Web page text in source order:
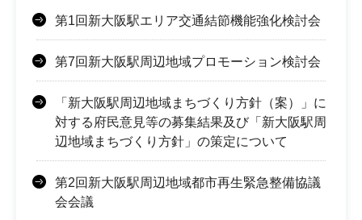
第1回新大阪駅エリア交通結節機能強化検討会
第7回新大阪駅周辺地域プロモーション検討会
「新大阪駅周辺地域まちづくり方針（案）」に
対する府民意見等の募集結果及び「新大阪駅周
辺地域まちづくり方針」の策定について
第2回新大阪駅周辺地域都市再生緊急整備協議
会会議